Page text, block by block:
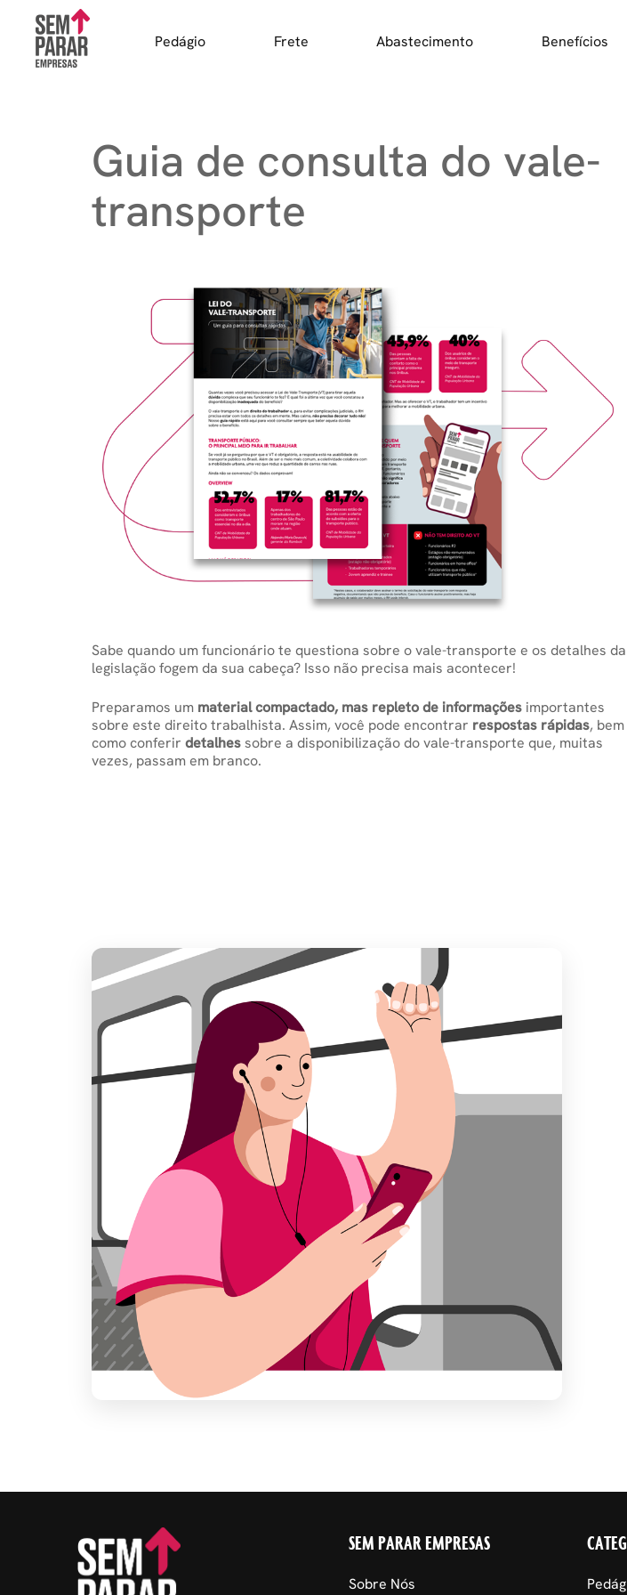
content
Pedágio Frete Abastecimento Benefícios
Guia de consulta do vale-
transporte
Sabe quando um funcionário te questiona sobre o vale-transporte e os detalhes da
legislação fogem da sua cabeça? Isso não precisa mais acontecer!
Preparamos um material compactado, mas repleto de informações importantes
sobre este direito trabalhista. Assim, você pode encontrar respostas rápidas, bem
como conferir detalhessobre a disponibilização do vale-transporte que, muitas
vezes, passam em branco.
SEM PARAR EMPRESAS
Sobre Nós